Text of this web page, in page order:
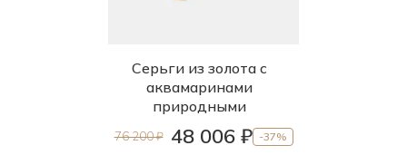
Серьги из золота с
аквамаринами
природными
76 200 ₽ 48 006 ₽ -37%